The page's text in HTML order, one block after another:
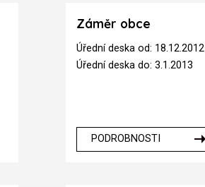
Záměr obce
Úřední deska od: 18.12.2012
Úřední deska do: 3.1.2013
PODROBNOSTI